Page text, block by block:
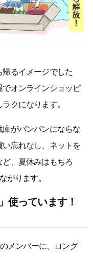
るイメージでした
オンラインショッピ
クになります。
庫がパンパンにならな
忘れなし、ネットを
、夏休みはもちろ
がります。
使っています！
メンバーに、ロング